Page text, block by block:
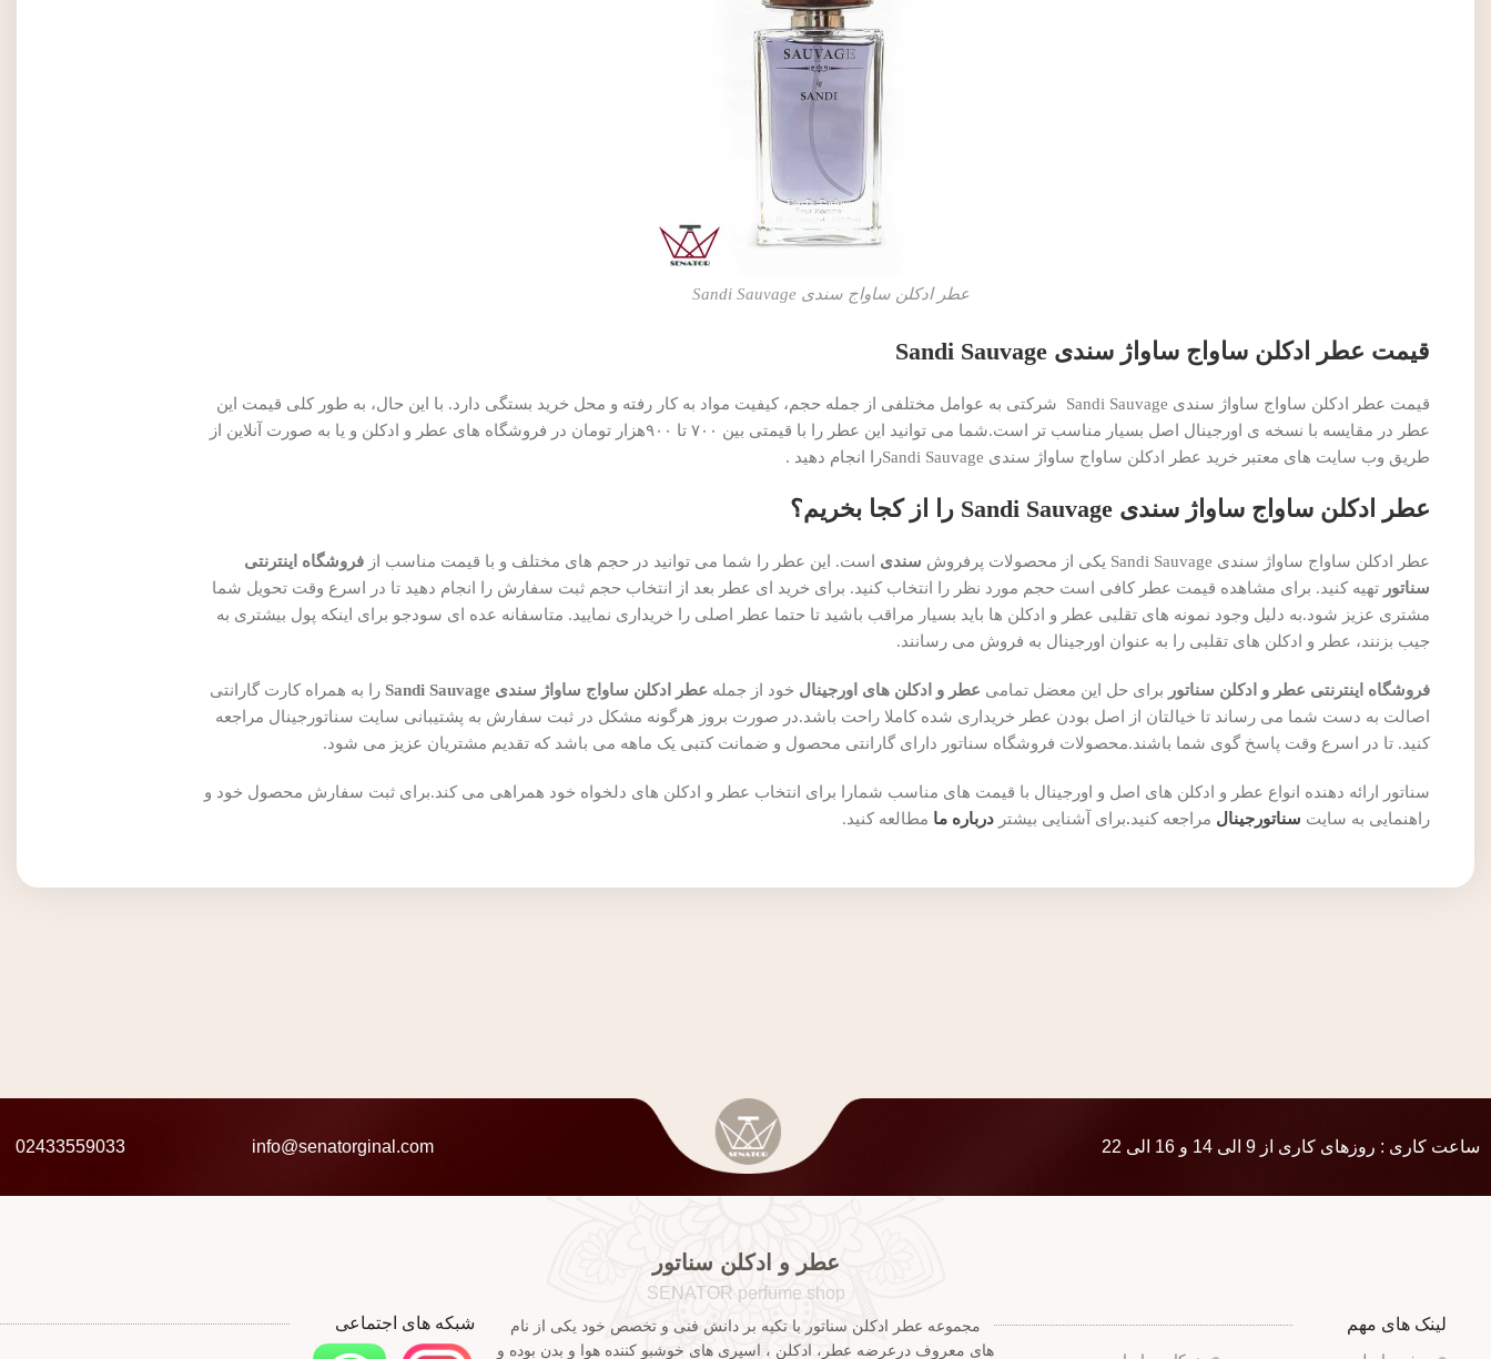
عطر ادکلن ساواج سندی Sandi Sauvage
قیمت عطر ادکلن ساواج ساواژ سندی Sandi Sauvage
قیمت عطر ادکلن ساواج ساواژ سندی Sandi Sauvage شرکتی به عوامل مختلفی از جمله حجم، کیفیت مواد به کار رفته و محل خرید بستگی دارد. با این حال، به طور کلی قیمت این
عطر در مقایسه با نسخه ی اورجینال اصل بسیار مناسب تر است.شما می توانید این عطر را با قیمتی بین ۷۰۰ تا ۹۰۰هزار تومان در فروشگاه های عطر و ادکلن و یا به صورت آنلاین از
طریق وب سایت های معتبر خرید عطر ادکلن ساواج ساواژ سندی Sandi Sauvageرا انجام دهید .
عطر ادکلن ساواج ساواژ سندی Sandi Sauvage را از کجا بخریم؟
عطر ادکلن ساواج ساواژ سندی Sandi Sauvage یکی از محصولات پرفروش سندی است. این عطر را شما می توانید در حجم های مختلف و با قیمت مناسب از فروشگاه اینترنتی
سناتور تهیه کنید. برای مشاهده قیمت عطر کافی است حجم مورد نظر را انتخاب کنید. برای خرید ای عطر بعد از انتخاب حجم ثبت سفارش را انجام دهید تا در اسرع وقت تحویل شما
مشتری عزیز شود.به دلیل وجود نمونه های تقلبی عطر و ادکلن ها باید بسیار مراقب باشید تا حتما عطر اصلی را خریداری نمایید. متاسفانه عده ای سودجو برای اینکه پول بیشتری به
جیب بزنند، عطر و ادکلن های تقلبی را به عنوان اورجینال به فروش می رسانند.
فروشگاه اینترنتی عطر و ادکلن سناتور برای حل این معضل تمامی عطر و ادکلن های اورجینال خود از جمله عطر ادکلن ساواج ساواژ سندی Sandi Sauvage
را به همراه کارت گارانتی
اصالت به دست شما می رساند تا خیالتان از اصل بودن عطر خریداری شده کاملا راحت باشد.در صورت بروز هرگونه مشکل در ثبت سفارش به پشتیبانی سایت سناتورجینال مراجعه
کنید. تا در اسرع وقت پاسخ گوی شما باشند.محصولات فروشگاه سناتور دارای گارانتی محصول و ضمانت کتبی یک ماهه می باشد که تقدیم مشتریان عزیز می شود.
سناتور ارائه دهنده انواع عطر و ادکلن های اصل و اورجینال با قیمت های مناسب شمارا برای انتخاب عطر و ادکلن های دلخواه خود همراهی می کند.برای ثبت سفارش محصول خود و
راهنمایی به سایت سناتورجینال مراجعه کنید.برای آشنایی بیشتر درباره ما مطالعه کنید.
ساعت کاری : روزهای کاری از 9 الی 14 و 16 الی 22 info@senatorginal.com
02433559033
لینک های مهم
عطر و ادکلن سناتور
SENATOR perfume shop
مجموعه عطر ادکلن سناتور با تکیه بر دانش فنی و تخصص خود یکی از نام
های معروف درعرضه عطر، ادکلن ، اسپری های خوشبو کننده هوا و بدن بوده و
شبکه های اجتماعی